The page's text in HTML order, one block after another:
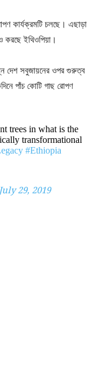
কার্যক্রমটি চলছে। এছাড়া
করছে ইথিওপিয়া।
দেশ সবুজায়নের ওপর গুরুত্ব
পাঁচ কোটি গাছ রোপণ
trees in what is the
transformational
#Ethiopia
July 29, 2019